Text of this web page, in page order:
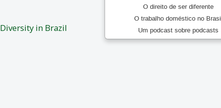
O direito de ser diferente
O trabalho doméstico no
Um podcast sobre podcasts
Diversity in Brazil